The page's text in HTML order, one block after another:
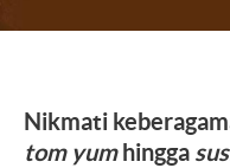
Nikmati
tom yumhingga